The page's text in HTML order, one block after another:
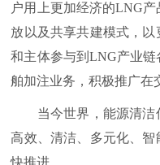
户用上更加经济的LNG
放以及共享共建模式，
和主体参与到LNG产业
舶加注业务，积极推广在
当今世界，能源清洁
高效、清洁、多元化、
快推进。